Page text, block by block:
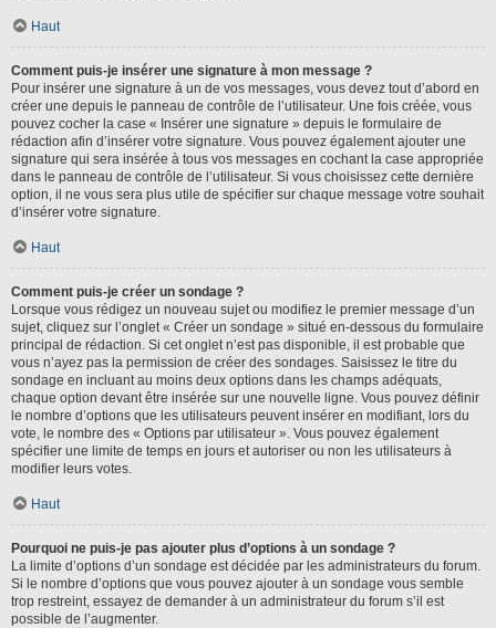
Haut
Comment puis-je insérer une signature à mon message ?
Pour insérer une signature à un de vos messages, vous devez tout d’abord en
créer une depuis le panneau de contrôle de l’utilisateur. Une fois créée, vous
pouvez cocher la case « Insérer une signature » depuis le formulaire de
rédaction afin d’insérer votre signature. Vous pouvez également ajouter une
signature qui sera insérée à tous vos messages en cochant la case appropriée
dans le panneau de contrôle de l’utilisateur. Si vous choisissez cette dernière
option, il ne vous sera plus utile de spécifier sur chaque message votre souhait
d’insérer votre signature.
Haut
Comment puis-je créer un sondage ?
Lorsque vous rédigez un nouveau sujet ou modifiez le premier message d’un
sujet, cliquez sur l’onglet « Créer un sondage » situé en-dessous du formulaire
principal de rédaction. Si cet onglet n’est pas disponible, il est probable que
vous n’ayez pas la permission de créer des sondages. Saisissez le titre du
sondage en incluant au moins deux options dans les champs adéquats,
chaque option devant être insérée sur une nouvelle ligne. Vous pouvez définir
le nombre d’options que les utilisateurs peuvent insérer en modifiant, lors du
vote, le nombre des « Options par utilisateur ». Vous pouvez également
spécifier une limite de temps en jours et autoriser ou non les utilisateurs à
modifier leurs votes.
Haut
Pourquoi ne puis-je pas ajouter plus d’options à un sondage ?
La limite d’options d’un sondage est décidée par les administrateurs du forum.
Si le nombre d’options que vous pouvez ajouter à un sondage vous semble
trop restreint, essayez de demander à un administrateur du forum s’il est
possible de l’augmenter.